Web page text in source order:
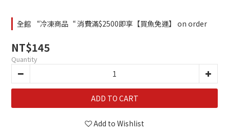
全館 “冷凍商品“ 消費滿$2500即享【買魚免運】 on order
NT$145
Quantity
ADD TO CART
Add to Wishlist